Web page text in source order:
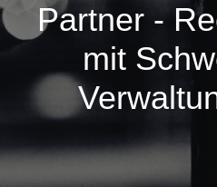
Partner -
mit